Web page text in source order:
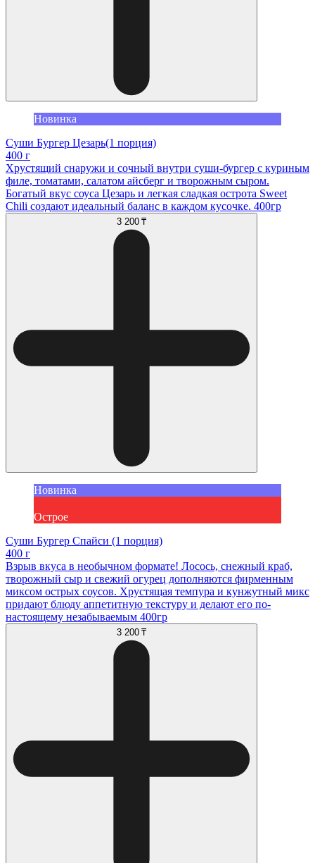
Новинка
Суши Бургер Цезарь(1 порция)
400 г
Хрустящий снаружи и сочный внутри суши-бургер с куриным
филе, томатами, салатом айсберг и творожным сыром.
Богатый вкус соуса Цезарь и легкая сладкая острота Sweet
Chili создают идеальный баланс в каждом кусочке. 400гр
3 200 ₸
Новинка
Острое
Суши Бургер Спайси (1 порция)
400 г
Взрыв вкуса в необычном формате! Лосось, снежный краб,
творожный сыр и свежий огурец дополняются фирменным
миксом острых соусов. Хрустящая темпура и кунжутный микс
придают блюду аппетитную текстуру и делают его по-
настоящему незабываемым 400гр
3 200 ₸